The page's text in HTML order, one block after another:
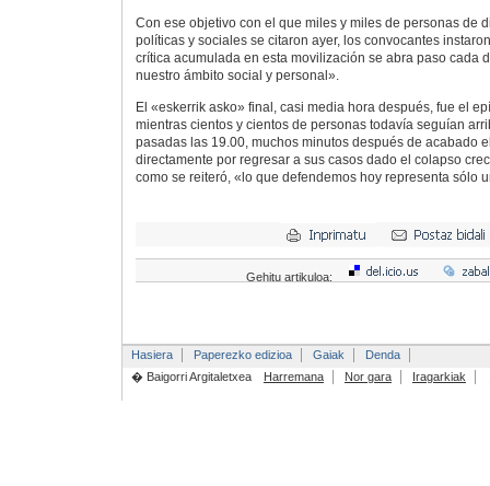
Con ese objetivo con el que miles y miles de personas de
políticas y sociales se citaron ayer, los convocantes
crítica acumulada en esta movilización se abra paso cada
nuestro ámbito social y personal».
El «eskerrik asko» final, casi media hora después, fue el
mientras cientos y cientos de personas todavía seguían
pasadas las 19.00, muchos minutos después de acabado
directamente por regresar a sus casos dado el colapso
como se reiteró, «lo que defendemos hoy representa sólo
Gehitu artikuloa:
Hasiera Paperezko edizioa Gaiak
Denda
� Baigorri Argitaletxea
Harremana Nor gara Iragarkiak